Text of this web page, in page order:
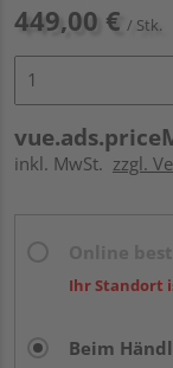
449,00 € / Stk.
inkl. MwSt. zzgl.
Ihr Standort
Beim